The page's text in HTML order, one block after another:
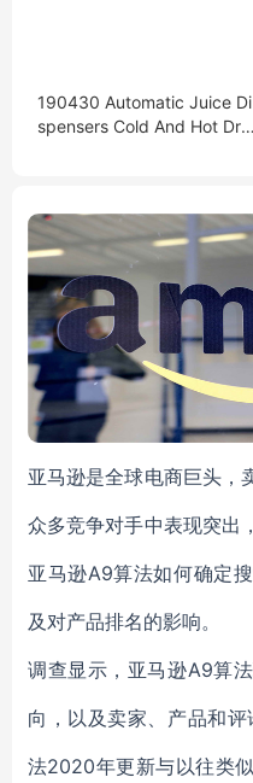
190430 Automatic Juice Di
spensers Cold And Hot Drin
亚马逊是全球电商巨头，
众多竞争对手中表现突出
亚马逊A9算法如何确定
及对产品排名的影响。
调查显示，亚马逊A9算
向，以及卖家、产品和
法2020年更新与以往类